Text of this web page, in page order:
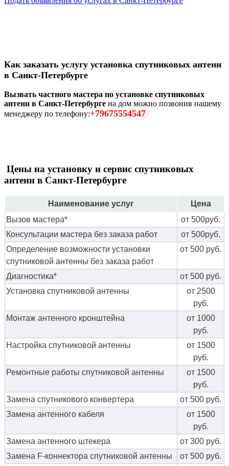
Как заказать услугу установка спутниковых антенн
в Санкт-Петербурге
Вызвать частного мастера по установке спутниковых
антенн в Санкт-Петербурге на дом можно позвонив нашему
менеджеру по телефону:+79675554547
Цены на установку и сервис спутниковых
антенн в Санкт-Петербурге
Наименование услуг
Цена
Вызов мастера*
от 500руб.
Консультации мастера без заказа работ
от 500руб.
Определение возможности установки
спутниковой антенны без заказа работ
от 500 руб.
Диагностика*
от 500 руб.
Установка спутниковой антенны
от 2500
руб.
Монтаж антенного кронштейна
от 1000
руб.
Настройка спутниковой антенны
от 1500
руб.
Ремонтные работы спутниковой антенны
от 1500
руб.
Замена спутникового конвертера
от 500 руб.
Замена антенного кабеля
от 1500
руб.
Замена антенного штекера
от 300 руб.
Замена F-коннектора спутниковой антенны
от 500 руб.